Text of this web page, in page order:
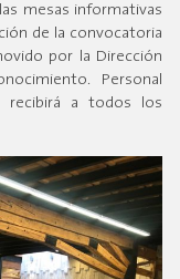
mesas informativas
de la convocatoria
por la Dirección
Personal
recibirá a todos los